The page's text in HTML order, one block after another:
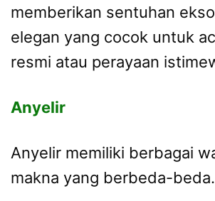
memberikan sentuhan
elegan yang cocok untuk
resmi atau perayaan
Anyelir
Anyelir memiliki berbagai
makna yang berbeda-beda.